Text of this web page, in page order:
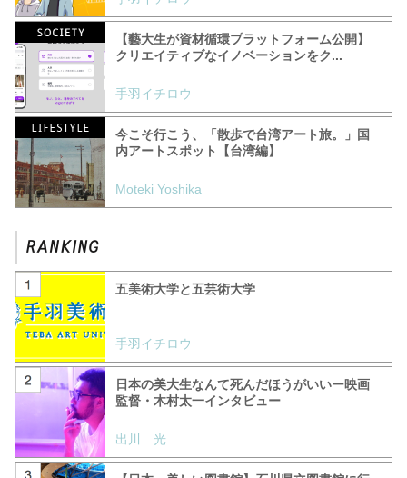
【藝大生が資材循環プラットフォーム公開】
クリエイティブなイノベーションをク...
手羽イチロウ
今こそ行こう、「散歩で台湾アート旅。」国
内アートスポット【台湾編】
Moteki Yoshika
五美術大学と五芸術大学
手羽イチロウ
日本の美大生なんて死んだほうがいいー映画
監督・木村太一インタビュー
出川 光